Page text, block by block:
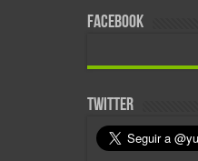
FACEBOOK
TWITTER